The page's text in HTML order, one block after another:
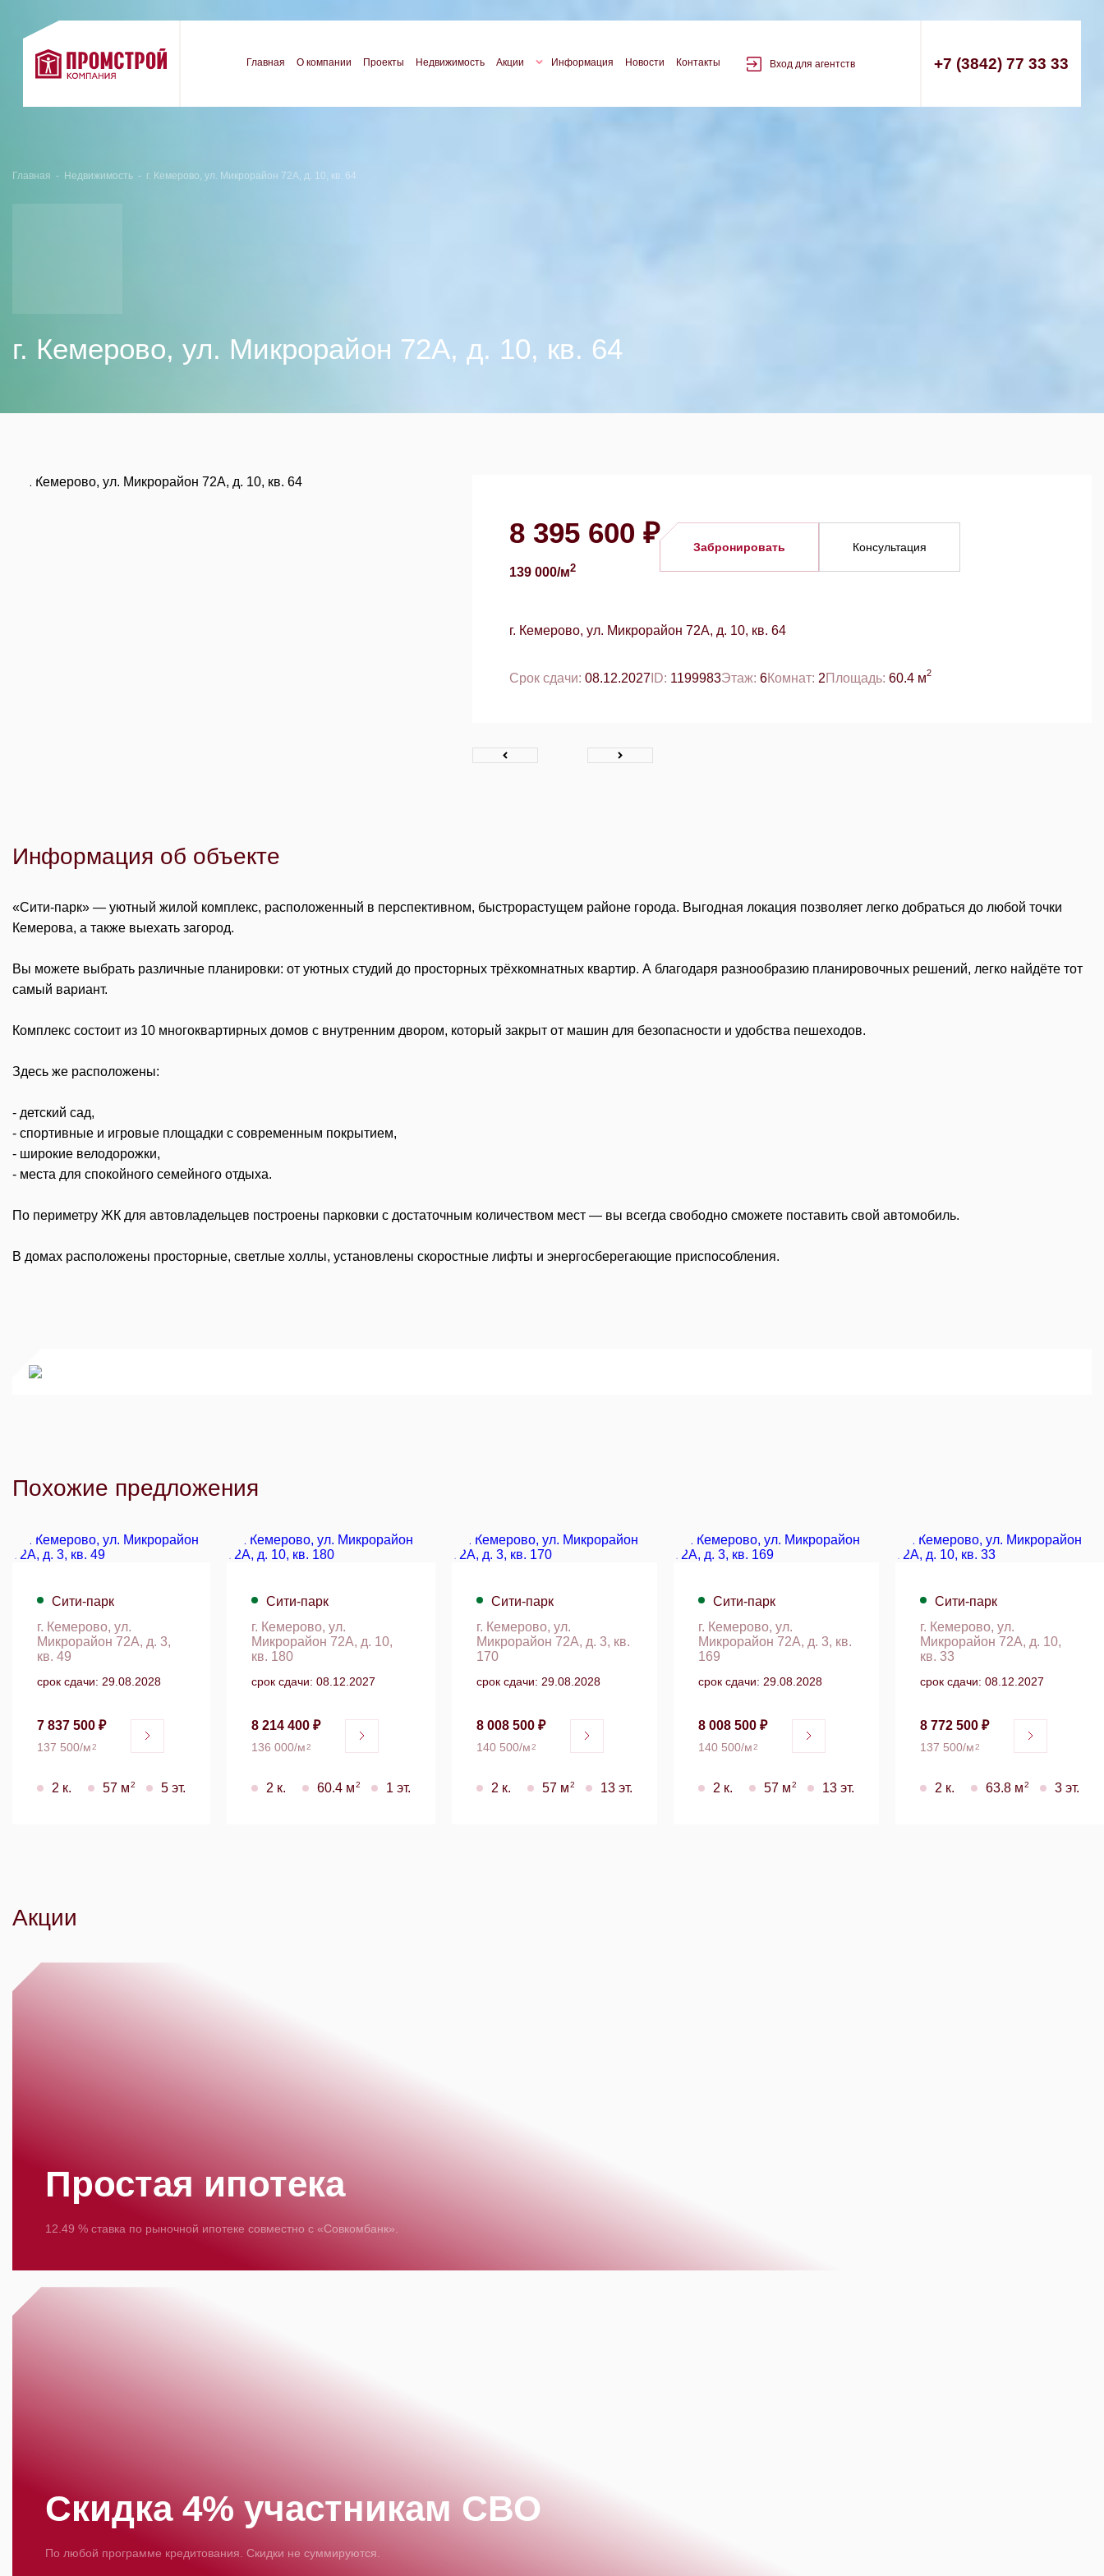
Главная О компании Проекты Недвижимость Акции Информация Новости Контакты Вход для агентств +7 (3842) 77 33 33
Главная - Недвижимость - г. Кемерово, ул. Микрорайон 72А, д. 10, кв. 64
г. Кемерово, ул. Микрорайон 72А, д. 10, кв. 64
8 395 600 ₽
139 000/м2
Забронировать Консультация
г. Кемерово, ул. Микрорайон 72А, д. 10, кв. 64
Срок сдачи: 08.12.2027 ID: 1199983Этаж: 6Комнат: 2Площадь: 60.4 м2
Информация об объекте
«Сити-парк» — уютный жилой комплекс, расположенный в перспективном, быстрорастущем районе города. Выгодная локация позволяет легко добраться до любой точки
Кемерова, а также выехать загород.
Вы можете выбрать различные планировки: от уютных студий до просторных трёхкомнатных квартир. А благодаря разнообразию планировочных решений, легко найдёте тот
самый вариант.
Комплекс состоит из 10 многоквартирных домов с внутренним двором, который закрыт от машин для безопасности и удобства пешеходов.
Здесь же расположены:
- детский сад,
- спортивные и игровые площадки с современным покрытием,
- широкие велодорожки,
- места для спокойного семейного отдыха.
По периметру ЖК для автовладельцев построены парковки с достаточным количеством мест — вы всегда свободно сможете поставить свой автомобиль.
В домах расположены просторные, светлые холлы, установлены скоростные лифты и энергосберегающие приспособления.
Похожие предложения
Сити-парк
г. Кемерово, ул.
Микрорайон 72А, д. 3,
кв. 49
срок сдачи: 29.08.2028
7 837 500 ₽
137 500/м2
2 к. 57 м2 5 эт.
Сити-парк
г. Кемерово, ул.
Микрорайон 72А, д. 10,
кв. 180
срок сдачи: 08.12.2027
8 214 400 ₽
136 000/м2
2 к. 60.4 м2 1 эт.
Сити-парк
г. Кемерово, ул.
Микрорайон 72А, д. 3, кв.
170
срок сдачи: 29.08.2028
8 008 500 ₽
140 500/м2
2 к. 57 м2 13 эт.
Сити-парк
г. Кемерово, ул.
Микрорайон 72А, д. 3, кв.
169
срок сдачи: 29.08.2028
8 008 500 ₽
140 500/м2
2 к. 57 м2 13 эт.
Сити-парк
г. Кемерово, ул.
Микрорайон 72А, д. 10,
кв. 33
срок сдачи: 08.12.2027
8 772 500 ₽
137 500/м2
2 к. 63.8 м2 3 эт.
Акции
Простая ипотека
12.49 % ставка по рыночной ипотеке совместно с «Совкомбанк».
Скидка 4% участникам СВО
По любой программе кредитования. Скидки не суммируются.